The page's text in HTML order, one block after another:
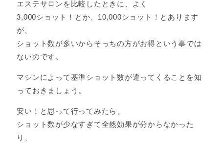
エステサロンを比較したときに、よく
3,000ショット！とか、10,000ショット！とあります
が、
ショット数が多いからそっちの方がお得という事では
ないのです。
マシンによって基準ショット数が違ってくることを知
っておきましょう。
安い！と思って行ってみたら、
ショット数が少なすぎて全然効果が分からなかった
り、